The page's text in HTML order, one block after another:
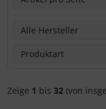
Hier kannst Du
Zeige 1 bis32 (von